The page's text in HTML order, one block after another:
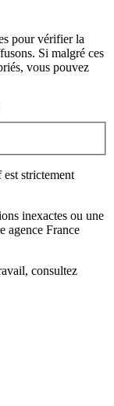
pour vérifier la
Si malgré ces
vous pouvez
strictement
inexactes ou une
agence France
, consultez